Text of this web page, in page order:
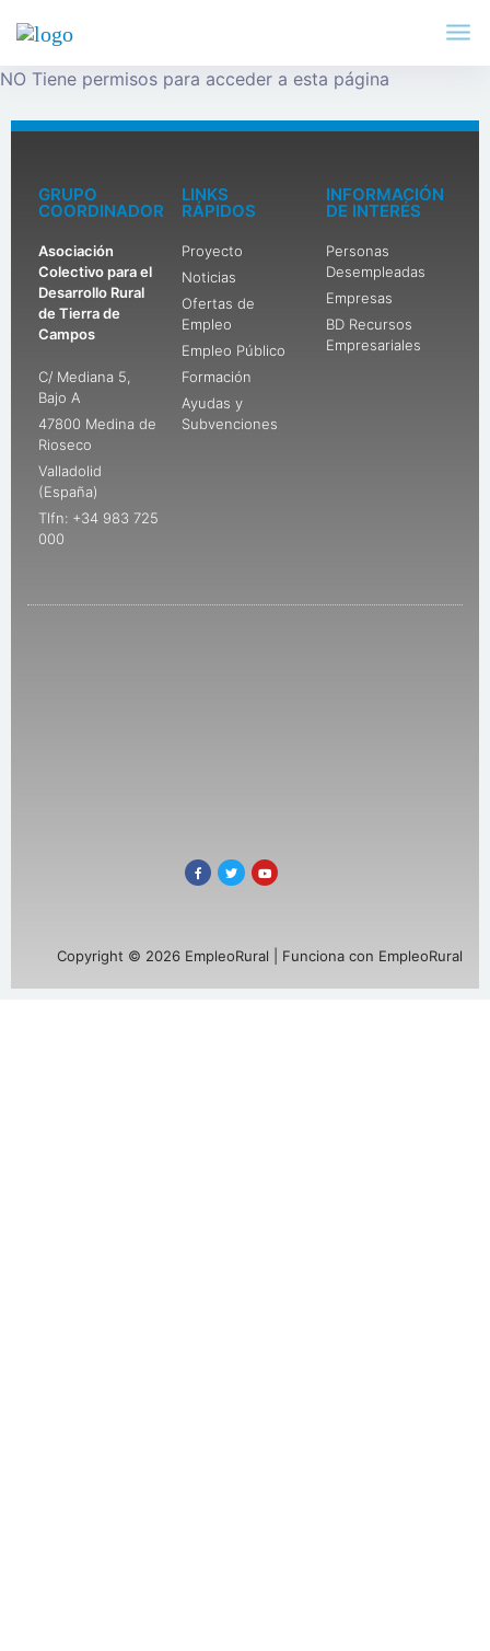
NO Tiene permisos para acceder a esta página
GRUPO
COORDINADOR
Asociación
Colectivo para el
Desarrollo Rural
de Tierra de
Campos
C/ Mediana 5,
Bajo A
47800 Medina de
Rioseco
Valladolid
(España)
Tlfn: +34 983 725
000
LINKS
RÁPIDOS
Proyecto
Noticias
Ofertas de
Empleo
Empleo Público
Formación
Ayudas y
Subvenciones
INFORMACIÓN
DE INTERÉS
Personas
Desempleadas
Empresas
BD Recursos
Empresariales
Copyright © 2026 EmpleoRural | Funciona con EmpleoRural